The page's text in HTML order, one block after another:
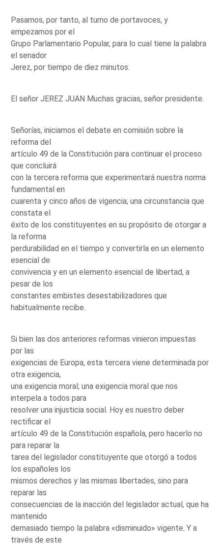
Pasamos, por tanto, al turno de portavoces, y
empezamos por el
Grupo Parlamentario Popular, para lo cual tiene la palabra
el senador
Jerez, por tiempo de diez minutos.
El señor JEREZ JUAN Muchas gracias, señor presidente.
Señorías, iniciamos el debate en comisión sobre la
reforma del
artículo 49 de la Constitución para continuar el proceso
que concluirá
con la tercera reforma que experimentará nuestra norma
fundamental en
cuarenta y cinco años de vigencia; una circunstancia que
constata el
éxito de los constituyentes en su propósito de otorgar a
la reforma
perdurabilidad en el tiempo y convertirla en un elemento
esencial de
convivencia y en un elemento esencial de libertad, a
pesar de los
constantes embistes desestabilizadores que
habitualmente recibe.
Si bien las dos anteriores reformas vinieron impuestas
por las
exigencias de Europa, esta tercera viene determinada por
otra exigencia,
una exigencia moral; una exigencia moral que nos
interpela a todos para
resolver una injusticia social. Hoy es nuestro deber
rectificar el
artículo 49 de la Constitución española, pero hacerlo no
para reparar la
tarea del legislador constituyente que otorgó a todos
los españoles los
mismos derechos y las mismas libertades, sino para
reparar las
consecuencias de la inacción del legislador actual, que ha
mantenido
demasiado tiempo la palabra «disminuido» vigente. Y a
través de este